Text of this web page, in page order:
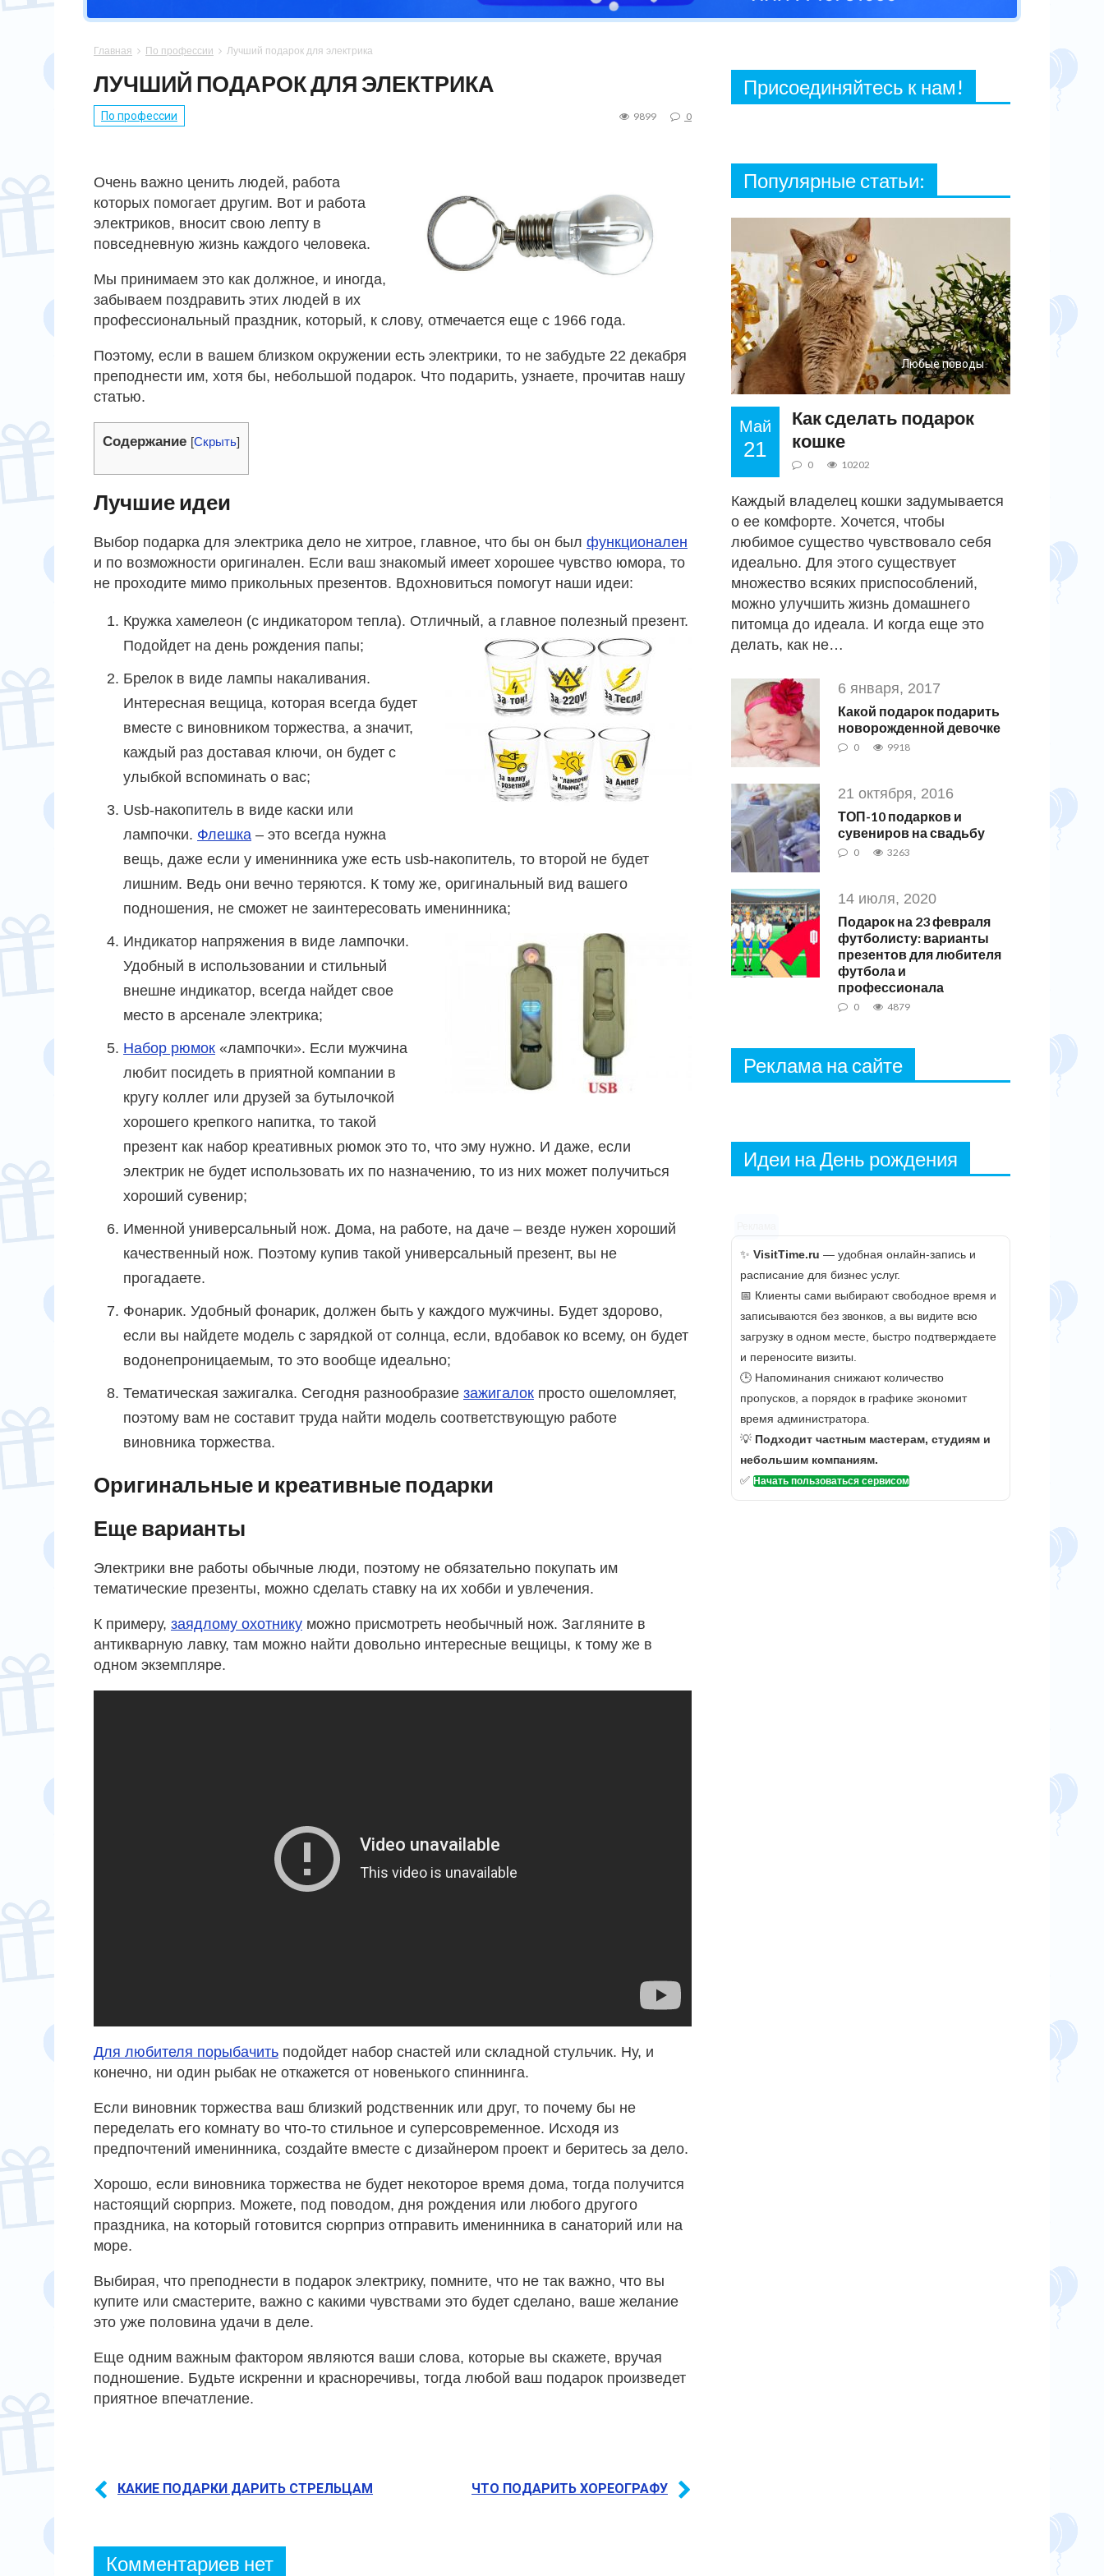
СПОРТСМЕНУ
27 ФЕВРАЛЯ, 2021
МАМЕ
ПОДРУГЕ
ПАПЕ
СЫНУ
ПАСХА
ЮБИЛЕЙ
Главная  По профессии  Лучший подарок для электрика
ЛУЧШИЙ ПОДАРОК ДЛЯ ЭЛЕКТРИКА
По профессии 9899 0
Очень важно ценить людей, работа
которых помогает другим. Вот и работа
электриков, вносит свою лепту в
повседневную жизнь каждого человека.
Мы принимаем это как должное, и иногда,
забываем поздравить этих людей в их
профессиональный праздник, который, к слову, отмечается еще с 1966 года.
Поэтому, если в вашем близком окружении есть электрики, то не забудьте 22 декабря
преподнести им, хотя бы, небольшой подарок. Что подарить, узнаете, прочитав нашу
статью.
Содержание [Скрыть]
Лучшие идеи
Выбор подарка для электрика дело не хитрое, главное, что бы он был функционален
и по возможности оригинален. Если ваш знакомый имеет хорошее чувство юмора, то
не проходите мимо прикольных презентов. Вдохновиться помогут наши идеи:
Кружка хамелеон (с индикатором тепла). Отличный, а главное полезный презент.
Подойдет на день рождения папы;
Брелок в виде лампы накаливания.
Интересная вещица, которая всегда будет
вместе с виновником торжества, а значит,
каждый раз доставая ключи, он будет с
улыбкой вспоминать о вас;
Usb-накопитель в виде каски или
лампочки. Флешка – это всегда нужна
вещь, даже если у именинника уже есть usb-накопитель, то второй не будет
лишним. Ведь они вечно теряются. К тому же, оригинальный вид вашего
подношения, не сможет не заинтересовать именинника;
Индикатор напряжения в виде лампочки.
Удобный в использовании и стильный
внешне индикатор, всегда найдет свое
место в арсенале электрика;
Набор рюмок «лампочки». Если мужчина
любит посидеть в приятной компании в
кругу коллег или друзей за бутылочкой
хорошего крепкого напитка, то такой
презент как набор креативных рюмок это то, что эму нужно. И даже, если
электрик не будет использовать их по назначению, то из них может получиться
хороший сувенир;
Именной универсальный нож. Дома, на работе, на даче – везде нужен хороший
качественный нож. Поэтому купив такой универсальный презент, вы не
прогадаете.
Фонарик. Удобный фонарик, должен быть у каждого мужчины. Будет здорово,
если вы найдете модель с зарядкой от солнца, если, вдобавок ко всему, он будет
водонепроницаемым, то это вообще идеально;
Тематическая зажигалка. Сегодня разнообразие зажигалок просто ошеломляет,
поэтому вам не составит труда найти модель соответствующую работе
виновника торжества.
Оригинальные и креативные подарки
Еще варианты
Электрики вне работы обычные люди, поэтому не обязательно покупать им
тематические презенты, можно сделать ставку на их хобби и увлечения.
К примеру, заядлому охотнику можно присмотреть необычный нож. Загляните в
антикварную лавку, там можно найти довольно интересные вещицы, к тому же в
одном экземпляре.
Для любителя порыбачить подойдет набор снастей или складной стульчик. Ну, и
конечно, ни один рыбак не откажется от новенького спиннинга.
Если виновник торжества ваш близкий родственник или друг, то почему бы не
переделать его комнату во что-то стильное и суперсовременное. Исходя из
предпочтений именинника, создайте вместе с дизайнером проект и беритесь за дело.
Хорошо, если виновника торжества не будет некоторое время дома, тогда получится
настоящий сюрприз. Можете, под поводом, дня рождения или любого другого
праздника, на который готовится сюрприз отправить именинника в санаторий или на
море.
Выбирая, что преподнести в подарок электрику, помните, что не так важно, что вы
купите или смастерите, важно с какими чувствами это будет сделано, ваше желание
это уже половина удачи в деле.
Еще одним важным фактором являются ваши слова, которые вы скажете, вручая
подношение. Будьте искренни и красноречивы, тогда любой ваш подарок произведет
приятное впечатление.
КАКИЕ ПОДАРКИ ДАРИТЬ СТРЕЛЬЦАМ ЧТО ПОДАРИТЬ ХОРЕОГРАФУ
Комментариев нет
Присоединяйтесь к нам!
Популярные статьи:
Любые поводы
Май
21
Как сделать подарок
кошке
0 10202
Каждый владелец кошки задумывается
о ее комфорте. Хочется, чтобы
любимое существо чувствовало себя
идеально. Для этого существует
множество всяких приспособлений,
можно улучшить жизнь домашнего
питомца до идеала. И когда еще это
делать, как не…
6 января, 2017
Какой подарок подарить
новорожденной девочке
0 9918
21 октября, 2016
ТОП-10 подарков и
сувениров на свадьбу
0 3263
14 июля, 2020
Подарок на 23 февраля
футболисту: варианты
презентов для любителя
футбола и
профессионала
0 4879
Реклама на сайте
Идеи на День рождения
✨ VisitTime.ru — удобная онлайн-запись и
расписание для бизнес услуг.
📅 Клиенты сами выбирают свободное время и
записываются без звонков, а вы видите всю
загрузку в одном месте, быстро подтверждаете
и переносите визиты.
🕒 Напоминания снижают количество
пропусков, а порядок в графике экономит
время администратора.
💡 Подходит частным мастерам, студиям и
небольшим компаниям.
✅ Начать пользоваться сервисом